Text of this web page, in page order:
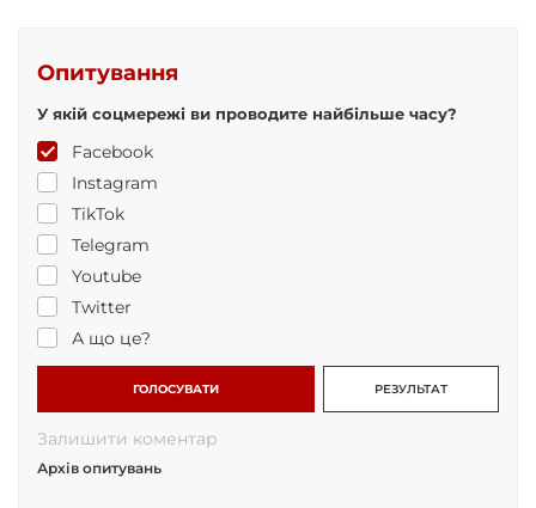
Опитування
У якій соцмережі ви проводите найбільше часу?
Facebook
Instagram
TikTok
Telegram
Youtube
Twitter
А що це?
ГОЛОСУВАТИ РЕЗУЛЬТАТ
Залишити коментар
Архів опитувань